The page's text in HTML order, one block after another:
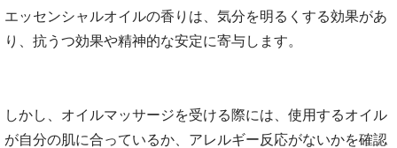
エッセンシャルオイルの香りは、気分を明るくする効果があ
り、抗うつ効果や精神的な安定に寄与します。
しかし、オイルマッサージを受ける際には、使用するオイル
が自分の肌に合っているか、アレルギー反応がないかを確認